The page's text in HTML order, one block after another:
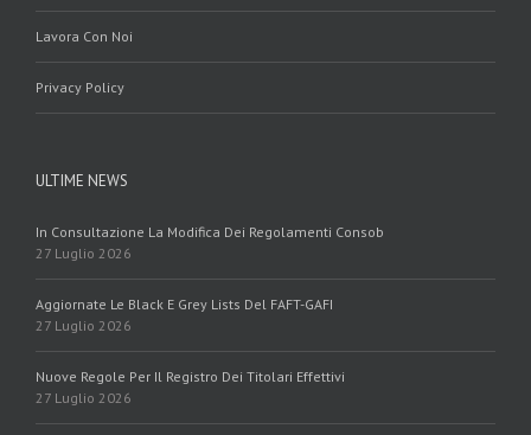
Lavora Con Noi
Privacy Policy
ULTIME NEWS
In Consultazione La Modifica Dei Regolamenti Consob
27 Luglio 2026
Aggiornate Le Black E Grey Lists Del FAFT-GAFI
27 Luglio 2026
Nuove Regole Per Il Registro Dei Titolari Effettivi
27 Luglio 2026